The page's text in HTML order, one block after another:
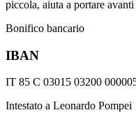
piccola, aiuta a portare avanti
Bonifico bancario
IBAN
IT 85 C 03015 03200
Intestato a Leonardo Pompei